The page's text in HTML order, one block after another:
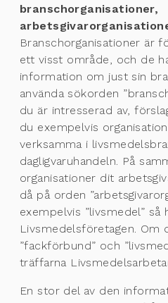
branschorganisationer,
Branschorganisationer är
ett visst område, och de
information om just sin
använda sökorden
du är intresserad av,
du exempelvis
verksamma i
dagligvaruhandeln. På
organisationer dit
då på orden
exempelvis ”livsmedel” så
Livsmedelsföretagen. Om
”fackförbund” och
träffarna
En stor del av den